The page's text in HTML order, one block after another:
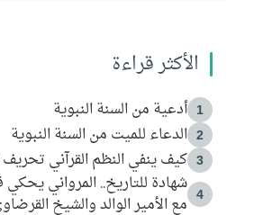
الأكثر قراءة
1 أدعية من السنة النبوية
2 الدعاء للميت من السنة النبوية
3 كيف ينفي النظم القرآني
4
شهادة للتاريخ.. المرواني
مع الأمير الوالد والشيخ